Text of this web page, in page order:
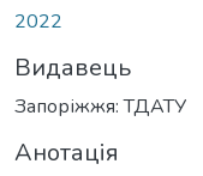
2022
Видавець
Запоріжжя: ТДАТУ
Анотація